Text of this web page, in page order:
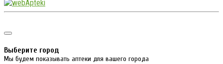
Выберите город
Мы будем показывать аптеки для вашего города